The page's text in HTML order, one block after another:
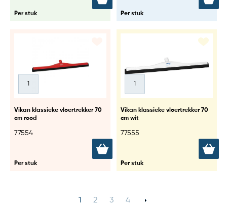
Per stuk Per stuk
Vikan klassieke vloertrekker 70
cm rood
77554
Per stuk
Vikan klassieke vloertrekker 70
cm wit
77555
Per stuk
1 2 3 4